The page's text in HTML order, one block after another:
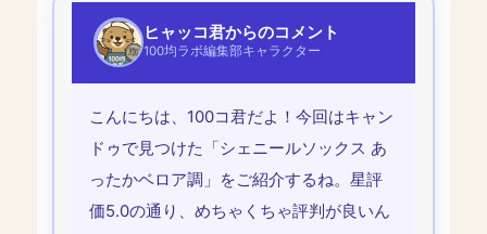
ヒャッコ君からのコメント
100均ラボ編集部キャラクター
こんにちは、100コ君だよ！今回はキャン
ドゥで見つけた「シェニールソックス あ
ったかベロア調」をご紹介するね。星評
価5.0の通り、めちゃくちゃ評判が良いん